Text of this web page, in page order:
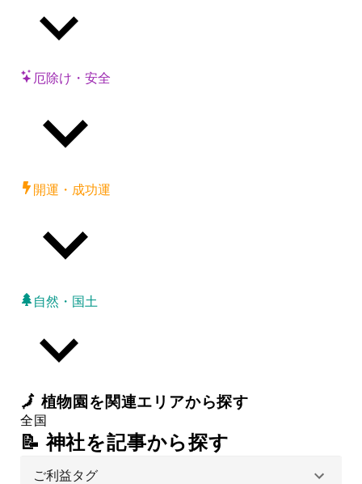
厄除け・安全
開運・成功運
自然・国土
🗾 植物園 を関連エリアから探す
全国
📝 神社を記事から探す
ご利益タグ